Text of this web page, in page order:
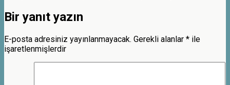
Bir yanıt yazın
E-posta adresiniz yayınlanmayacak. Gerekli alanlar * ile
işaretlenmişlerdir